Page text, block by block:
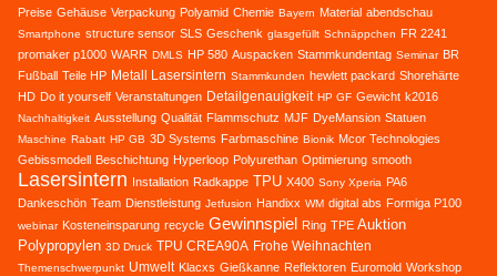
Preise Gehäuse Verpackung Polyamid Chemie Bayern Material abendschau
Smartphone structure sensor SLS Geschenk glasgefüllt Schnäppchen FR 2241
promaker p1000 WARR DMLS HP 580 Auspacken Stammkundentag Seminar BR
Fußball Teile HP Metall Lasersintern Stammkunden hewlett packard Shorehärte
HD Do it yourself Veranstaltungen Detailgenauigkeit HP GF Gewicht k2016
Nachhaltigkeit Ausstellung Qualität Flammschutz MJF DyeMansion Statuen
Maschine Rabatt HP GB 3D Systems Farbmaschine Bionik Mcor Technologies
Gebissmodell Beschichtung Hyperloop Polyurethan Optimierung smooth
Lasersintern Installation Radkappe TPU X400 Sony Xperia PA6
Dankeschön Team Dienstleistung Jetfusion Handixx WM digital abs Formiga P100
webinar Kosteneinsparung recycle Gewinnspiel Ring TPE Auktion
Polypropylen 3D Druck TPU CREA90A Frohe Weihnachten
Themenschwerpunkt Umwelt Klacxs Gießkanne Reflektoren Euromold Workshop